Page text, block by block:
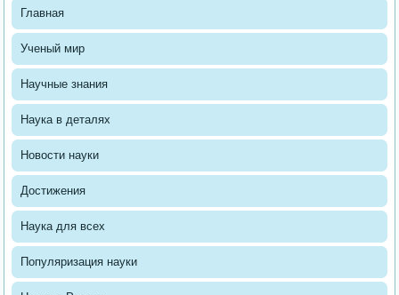
Главная
Ученый мир
Научные знания
Наука в деталях
Новости науки
Достижения
Наука для всех
Популяризация науки